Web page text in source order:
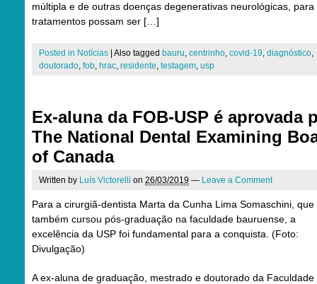
múltipla e de outras doenças degenerativas neurológicas, para
tratamentos possam ser […]
Posted in Notícias Also tagged bauru, centrinho, covid-19, diagnóstico,
doutorado, fob, hrac, residente, testagem, usp
Ex-aluna da FOB-USP é aprovada
The National Dental Examining
of Canada
Written by Luís Victorelli on 26/03/2019 — Leave a Comment
Para a cirurgiã-dentista Marta da Cunha Lima Somaschini, que
também cursou pós-graduação na faculdade bauruense, a
excelência da USP foi fundamental para a conquista. (Foto:
Divulgação)
A ex-aluna de graduação, mestrado e doutorado da Faculdade